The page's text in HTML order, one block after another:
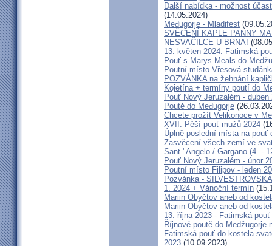
Další nabídka - možnost
(14.05.2024)
Međugorje - Mladifest
SVĚCENÍ KAPLE PANNY
NESVAČILCE U BRNA!
13. květen 2024: Fatimská
Pouť s Marys Meals do
Poutní místo Vřesová
POZVÁNKA na žehnání
Kojetína + termíny poutí do
Pouť Nový Jeruzalém - duben
Poutě do Međugorje
Chcete prožít Velikonoce v
XVII. Pěší pouť mužů 2024
Úplně poslední místa na pouť
Zasvěcení všech zemí ve
Sant ' Angelo / Gargano (4. -
Pouť Nový Jeruzalém - únor
Poutní místo Filipov - leden
Pozvánka -
1. 2024 + Vánoční termín
Mariin Obyčtov aneb od
Mariin Obyčtov aneb od
13. října 2023 - Fatimská
Říjnové poutě do Medžugorje
Fatimská pouť do kostela
2023 (10.09.2023)